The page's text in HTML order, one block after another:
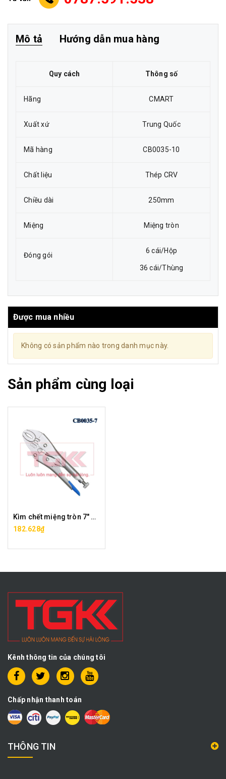
Mô tả Hướng dẫn mua hàng
Quy cách Thông số
Hãng CMART
Xuất xứ Trung Quốc
Mã hàng CB0035-10
Chất liệu Thép CRV
Chiều dài 250mm
Miệng Miệng tròn
Đóng gói
6 cái/Hộp
36 cái/Thùng
Được mua nhiều
Không có sản phẩm nào trong danh mục này.
Sản phẩm cùng loại
Kìm chết miệng tròn 7" CB0035-07
182.628₫
Kênh thông tin của chúng tôi
Chấp nhận thanh toán
THÔNG TIN